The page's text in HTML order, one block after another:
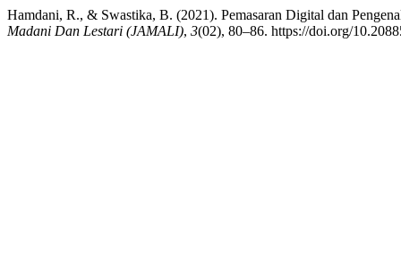
Hamdani, R., & Swastika, B. (2021). Pemasaran Digital dan
Madani Dan Lestari (JAMALI), 3(02), 80–86. https://doi.org/